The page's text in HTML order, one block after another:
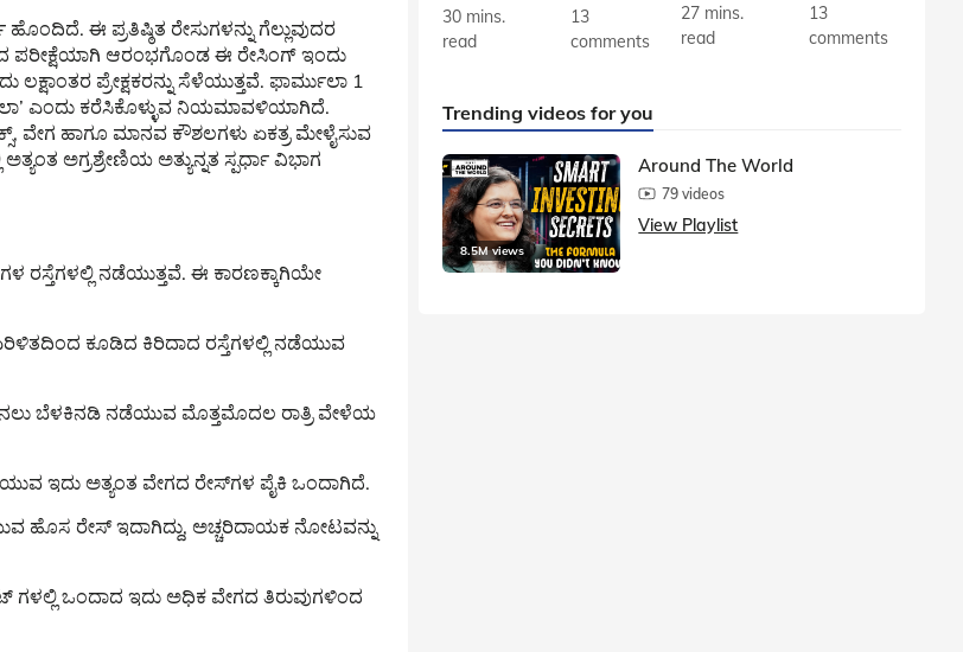
ಈ ಪ್ರತಿಷ್ಠಿತ ರೇಸುಗಳನ್ನು ಗೆಲ್ಲುವುದರ
ಪರೀಕ್ಷೆಯಾಗಿ ಆರಂಭಗೊಂಡ ಈ ರೇಸಿಂಗ್ ಇಂದು
ಪ್ರೇಕ್ಷಕರನ್ನು ಸೆಳೆಯುತ್ತವೆ. ಫಾರ್ಮುಲಾ 1
ಎಂದು ಕರೆಸಿಕೊಳ್ಳುವ ನಿಯಮಾವಳಿಯಾಗಿದೆ.
ವೇಗ ಹಾಗೂ ಮಾನವ ಕೌಶಲಗಳು ಏಕತ್ರ ಮೇಳೈಸುವ
ಅಗ್ರಶ್ರೇಣಿಯ ಅತ್ಯುನ್ನತ ಸ್ಪರ್ಧಾ ವಿಭಾಗ
ರಸ್ತೆಗಳಲ್ಲಿ ನಡೆಯುತ್ತವೆ. ಈ ಕಾರಣಕ್ಕಾಗಿಯೇ
ಕೂಡಿದ ಕಿರಿದಾದ ರಸ್ತೆಗಳಲ್ಲಿ ನಡೆಯುವ
ಬೆಳಕಿನಡಿ ನಡೆಯುವ ಮೊತ್ತಮೊದಲ ರಾತ್ರಿ ವೇಳೆಯ
ಇದು ಅತ್ಯಂತ ವೇಗದ ರೇಸ್‌ಗಳ ಪೈಕಿ ಒಂದಾಗಿದೆ.
ಹೊಸ ರೇಸ್ ಇದಾಗಿದ್ದು, ಅಚ್ಚರಿದಾಯಕ ನೋಟವನ್ನು
ಒಂದಾದ ಇದು ಅಧಿಕ ವೇಗದ ತಿರುವುಗಳಿಂದ
30 mins.
read
13
comments
27 mins.
read
13
comments
Trending videos for you
8.5M views
Around The World
79 videos
View Playlist